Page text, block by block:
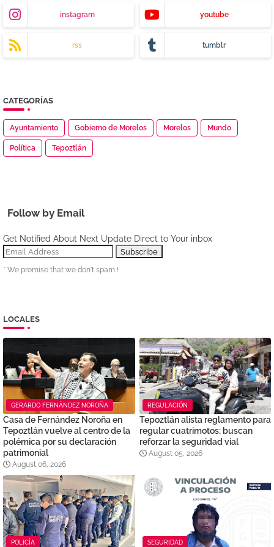
instagram youtube
rss tumblr
CATEGORÍAS
Ayuntamiento Gobierno de Morelos Morelos Mundo
Política Tepoztlán
Follow by Email
Get Notified About Next Update Direct to Your inbox
* We promise that we don't spam !
LOCALES
GERARDO FERNÁNDEZ NOROÑA
Casa de Fernández Noroña en
Tepoztlán vuelve al centro de la
polémica por su declaración
patrimonial
August 06, 2026
REGULACIÓN
Tepoztlán alista reglamento para
regular cuatrimotos; buscan
reforzar la seguridad vial
August 05, 2026
POLICÍA SEGURIDAD